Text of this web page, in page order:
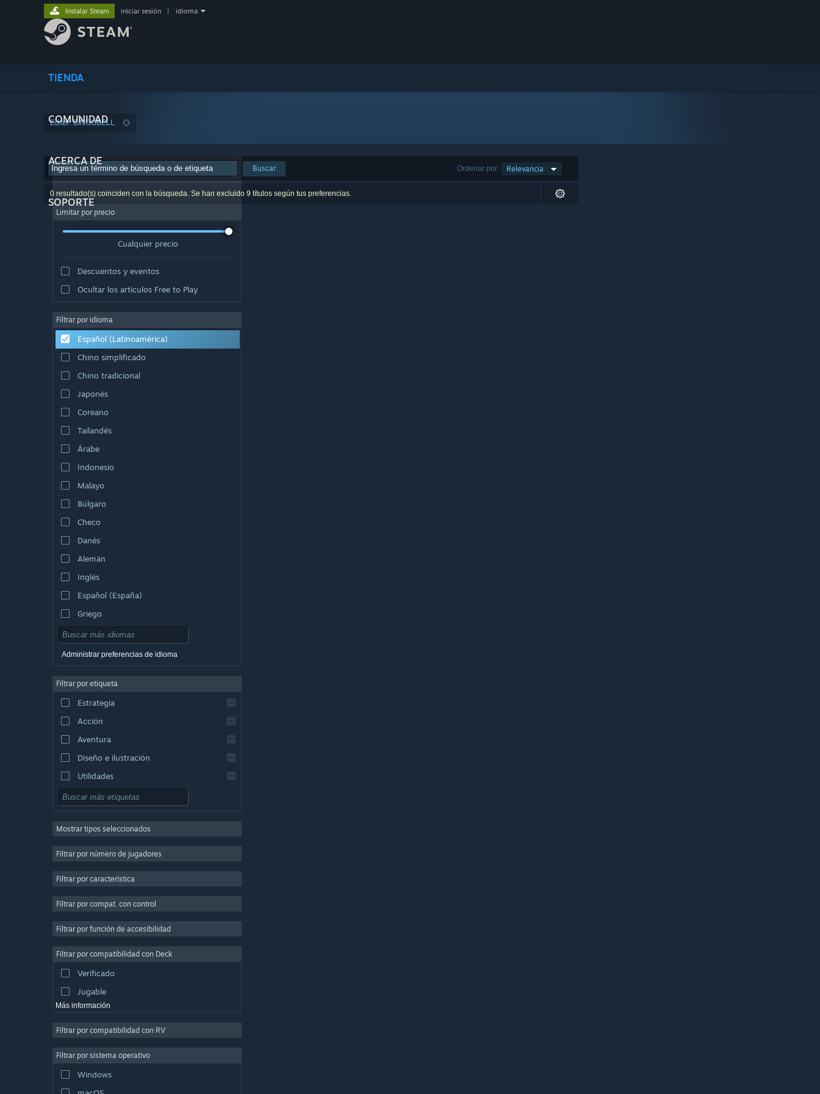
TIENDA
COMUNIDAD
ACERCA DE
SOPORTE
Instalar Steam iniciar sesión idioma
Editor: BINGOBELL
Ordenar por Relevancia
Buscar
0 resultado(s) coinciden con la búsqueda. Se han excluido 9 títulos según tus preferencias.
Limitar por precio
Cualquier precio
Descuentos y eventos
Ocultar los artículos Free to Play
Filtrar por idioma
Español (Latinoamérica)
Chino simplificado
Chino tradicional
Japonés
Coreano
Tailandés
Árabe
Indonesio
Malayo
Búlgaro
Checo
Danés
Alemán
Inglés
Español (España)
Griego
Administrar preferencias de idioma
Filtrar por etiqueta
Estrategia
Acción
Aventura
Diseño e ilustración
Utilidades
Free to Play
Multijugador masivo
Casuales
Simuladores
Producción de video
Edición fotográfica
Mostrar tipos seleccionados
Filtrar por número de jugadores
Filtrar por característica
Filtrar por compat. con control
Filtrar por función de accesibilidad
Filtrar por compatibilidad con Deck
Verificado
Jugable
Más información
Filtrar por compatibilidad con RV
Filtrar por sistema operativo
Windows